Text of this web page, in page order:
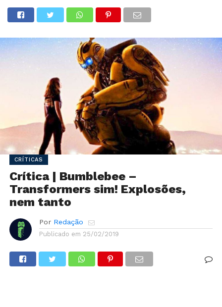
CRÍTICAS
Crítica | Bumblebee –
Transformers sim! Explosões,
nem tanto
Por Redação
Publicado em 25/02/2019